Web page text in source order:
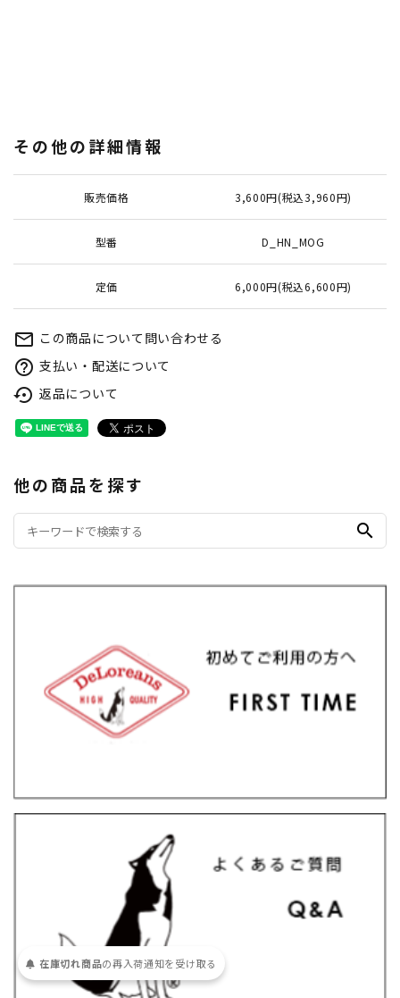
その他の詳細情報
販売価格 3,600円(税込3,960円)
型番 D_HN_MOG
定価 6,000円(税込6,600円)
mail_outline この商品について問い合わせる
help_outline 支払い・配送について
settings_backup_restore 返品について
他の商品を探す
search
在庫切れ商品の再入荷通知を受け取る